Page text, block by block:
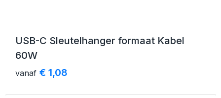
USB-C Sleutelhanger formaat Kabel
60W
vanaf € 1,08